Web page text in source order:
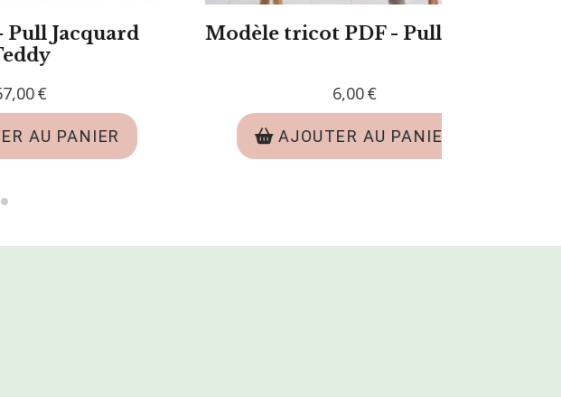
Modèle tricot PDF - Snood
AJOUTER AU PANIER
Modèle tricot PDF -
AJOUTER AU